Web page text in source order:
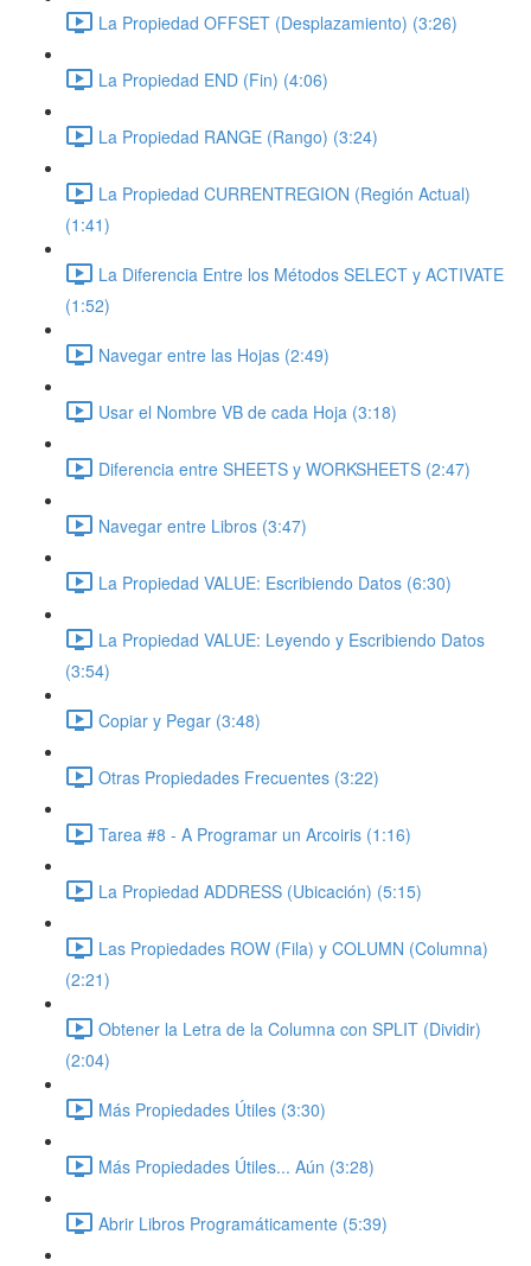
La Propiedad OFFSET (Desplazamiento) (3:26)
La Propiedad END (Fin) (4:06)
La Propiedad RANGE (Rango) (3:24)
La Propiedad CURRENTREGION (Región Actual)
(1:41)
La Diferencia Entre los Métodos SELECT y ACTIVATE
(1:52)
Navegar entre las Hojas (2:49)
Usar el Nombre VB de cada Hoja (3:18)
Diferencia entre SHEETS y WORKSHEETS (2:47)
Navegar entre Libros (3:47)
La Propiedad VALUE: Escribiendo Datos (6:30)
La Propiedad VALUE: Leyendo y Escribiendo Datos
(3:54)
Copiar y Pegar (3:48)
Otras Propiedades Frecuentes (3:22)
Tarea #8 - A Programar un Arcoiris (1:16)
La Propiedad ADDRESS (Ubicación) (5:15)
Las Propiedades ROW (Fila) y COLUMN (Columna)
(2:21)
Obtener la Letra de la Columna con SPLIT (Dividir)
(2:04)
Más Propiedades Útiles (3:30)
Más Propiedades Útiles... Aún (3:28)
Abrir Libros Programáticamente (5:39)